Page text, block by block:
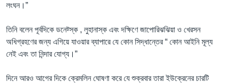
লংঘন।”
তিনি বলেন পূর্বদিকে ডনেট্স্ক , লুহানাস্ক এবং দক্ষিণে জাপোরিঝঝিয়া ও খেরসন
অধিগ্রহণের জন্য এগিয়ে যাওয়ার ব্যাপারে যে কোন সিদ্ধান্তের “ কোন আইনি মূল্য
নেই এবং তা নিন্দার যোগ্য।”
দিনে আরও আগের দিকে ক্রেমলিন ঘোষণা করে যে শুক্রবার তারা ইউক্রেনের চারটি